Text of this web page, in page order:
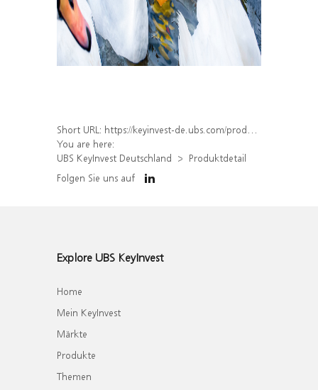
Short URL: https://keyinvest-de.ubs.com/produkt/detail/index/isin/DE000WA66E74
You are here:
UBS KeyInvest Deutschland
Produktdetail
Folgen Sie uns auf
Explore UBS KeyInvest
Home
Mein KeyInvest
Märkte
Produkte
Themen